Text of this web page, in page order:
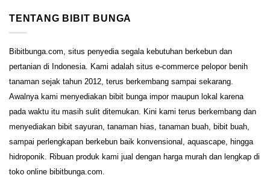
TENTANG BIBIT BUNGA
Bibitbunga.com, situs penyedia segala kebutuhan berkebun dan
pertanian di Indonesia. Kami adalah situs e-commerce pelopor benih
tanaman sejak tahun 2012, terus berkembang sampai sekarang.
Awalnya kami menyediakan bibit bunga impor maupun lokal karena
pada waktu itu masih sulit ditemukan. Kini kami terus berkembang dan
menyediakan bibit sayuran, tanaman hias, tanaman buah, bibit buah,
sampai perlengkapan berkebun baik konvensional, aquascape, hingga
hidroponik. Ribuan produk kami jual dengan harga murah dan lengkap di
toko online bibitbunga.com.